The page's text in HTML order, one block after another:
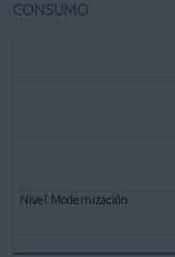
CONSUMO